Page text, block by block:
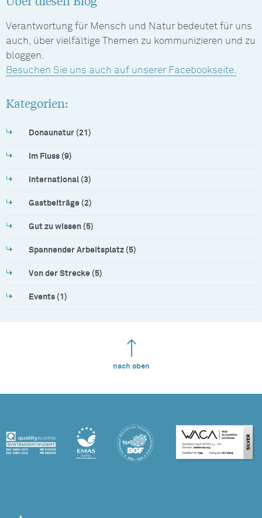
Verantwortung für Mensch und Natur bedeutet für uns
auch, über vielfältige Themen zu kommunizieren und zu
bloggen.
Besuchen Sie uns auch auf unserer Facebookseite.
Kategorien:
Donaunatur (21)
Im Fluss (9)
International (3)
Gastbeiträge (2)
Gut zu wissen (5)
Spannender Arbeitsplatz (5)
Von der Strecke (5)
Events (1)
nach oben